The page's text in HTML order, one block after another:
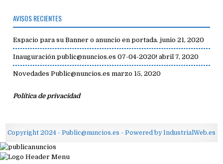
AVISOS RECIENTES
Espacio para su Banner o anuncio en portada. junio 21, 2020
Inauguración public@nuncios.es 07-04-2020! abril 7, 2020
Novedades Public@nuncios.es marzo 15, 2020
Política de privacidad
Copyright 2024 - Public@nuncios.es - Powered by IndustrialWeb.es